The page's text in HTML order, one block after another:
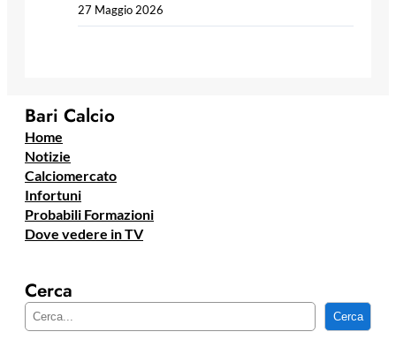
27 Maggio 2026
Bari Calcio
Home
Notizie
Calciomercato
Infortuni
Probabili Formazioni
Dove vedere in TV
Cerca
e
Cerca